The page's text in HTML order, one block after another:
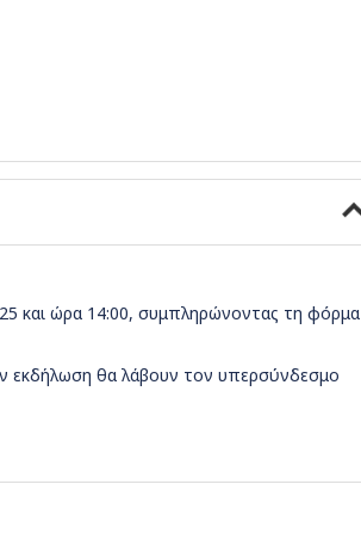
και ώρα 14:00, συμπληρώνοντας τη φόρμα
εκδήλωση θα λάβουν τον υπερσύνδεσμο